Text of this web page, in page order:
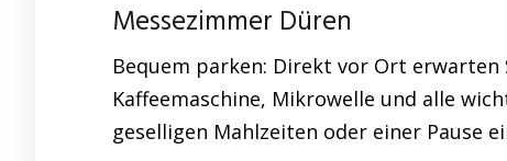
Messezimmer Düren
Bequem parken: Direkt vor Ort
Kaffeemaschine, Mikrowelle und alle
geselligen Mahlzeiten oder einer Pause